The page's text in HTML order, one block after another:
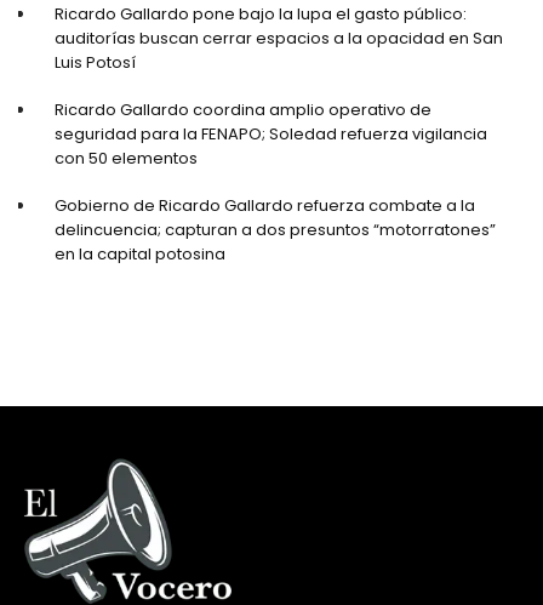
Ricardo Gallardo pone bajo la lupa el gasto público:
auditorías buscan cerrar espacios a la opacidad en San
Luis Potosí
Ricardo Gallardo coordina amplio operativo de
seguridad para la FENAPO; Soledad refuerza vigilancia
con 50 elementos
Gobierno de Ricardo Gallardo refuerza combate a la
delincuencia; capturan a dos presuntos “motorratones”
en la capital potosina